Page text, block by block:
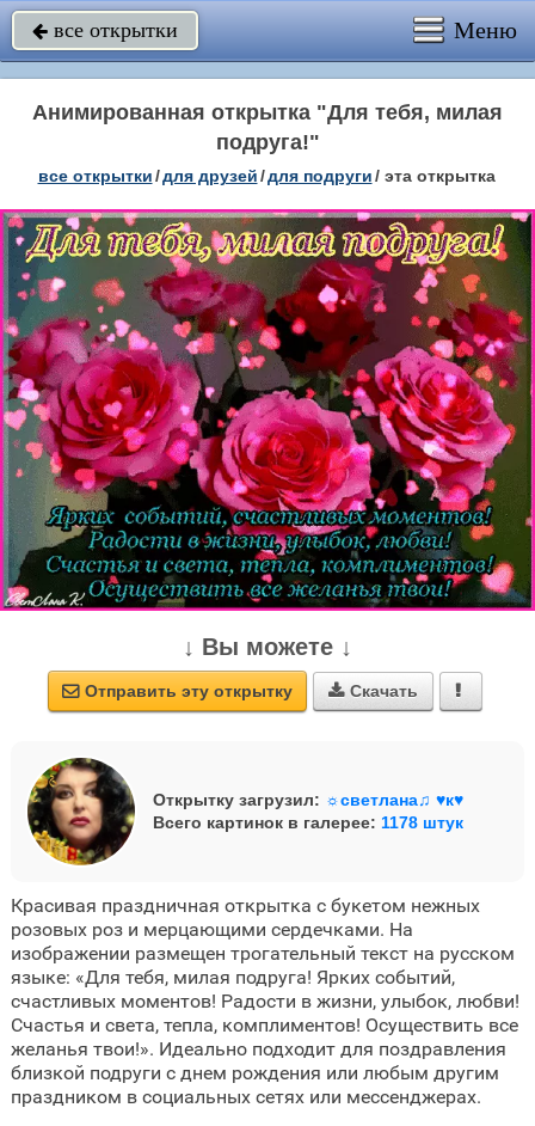
 все открытки Меню
Анимированная открытка "Для тебя, милая
подруга!"
все открытки/для друзей/для подруги/ эта открытка
↓ Вы можете ↓
 Отправить эту открытку  Скачать 
Открытку загрузил: ☼светлана♫ ♥к♥
Всего картинок в галерее: 1178 штук
Красивая праздничная открытка с букетом нежных
розовых роз и мерцающими сердечками. На
изображении размещен трогательный текст на русском
языке: «Для тебя, милая подруга! Ярких событий,
счастливых моментов! Радости в жизни, улыбок, любви!
Счастья и света, тепла, комплиментов! Осуществить все
желанья твои!». Идеально подходит для поздравления
близкой подруги с днем рождения или любым другим
праздником в социальных сетях или мессенджерах.